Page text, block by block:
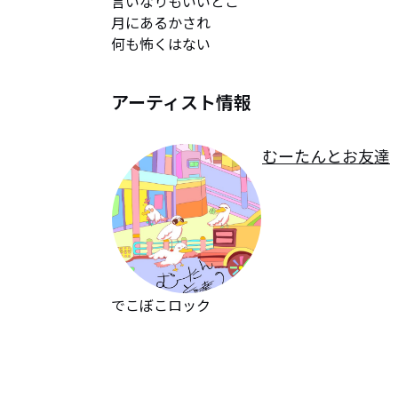
月にあるかされ
何も怖くはない
アーティスト情報
むーたんとお友達
でこぼこロック